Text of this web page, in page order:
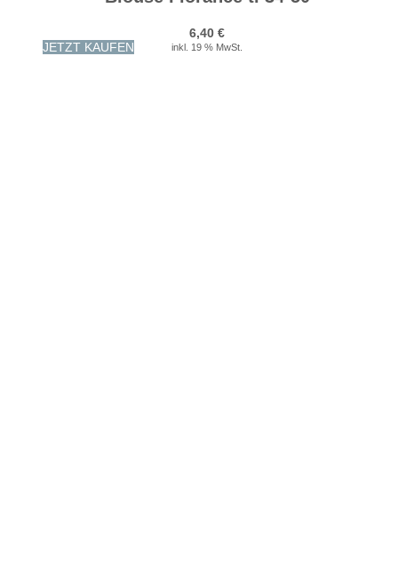
6,40€
inkl. 19 % MwSt.
JETZT KAUFEN